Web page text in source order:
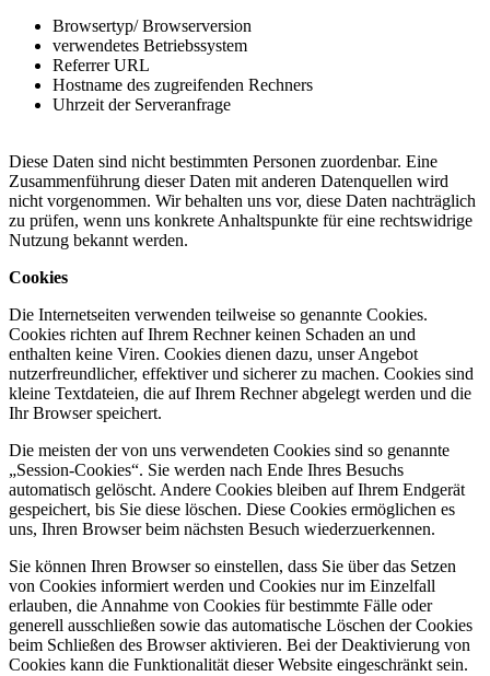
Browsertyp/ Browserversion
verwendetes Betriebssystem
Referrer URL
Hostname des zugreifenden Rechners
Uhrzeit der Serveranfrage
Diese Daten sind nicht bestimmten Personen zuordenbar. Eine
Zusammenführung dieser Daten mit anderen Datenquellen wird
nicht vorgenommen. Wir behalten uns vor, diese Daten nachträglich
zu prüfen, wenn uns konkrete Anhaltspunkte für eine rechtswidrige
Nutzung bekannt werden.
Cookies
Die Internetseiten verwenden teilweise so genannte Cookies.
Cookies richten auf Ihrem Rechner keinen Schaden an und
enthalten keine Viren. Cookies dienen dazu, unser Angebot
nutzerfreundlicher, effektiver und sicherer zu machen. Cookies sind
kleine Textdateien, die auf Ihrem Rechner abgelegt werden und die
Ihr Browser speichert.
Die meisten der von uns verwendeten Cookies sind so genannte
„Session-Cookies“. Sie werden nach Ende Ihres Besuchs
automatisch gelöscht. Andere Cookies bleiben auf Ihrem Endgerät
gespeichert, bis Sie diese löschen. Diese Cookies ermöglichen es
uns, Ihren Browser beim nächsten Besuch wiederzuerkennen.
Sie können Ihren Browser so einstellen, dass Sie über das Setzen
von Cookies informiert werden und Cookies nur im Einzelfall
erlauben, die Annahme von Cookies für bestimmte Fälle oder
generell ausschließen sowie das automatische Löschen der Cookies
beim Schließen des Browser aktivieren. Bei der Deaktivierung von
Cookies kann die Funktionalität dieser Website eingeschränkt sein.